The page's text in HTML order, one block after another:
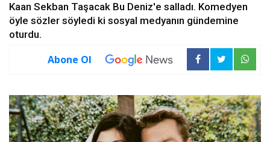
Kaan Sekban Taşacak Bu Deniz'e salladı. Komedyen
öyle sözler söyledi ki sosyal medyanın gündemine
oturdu.
Abone Ol